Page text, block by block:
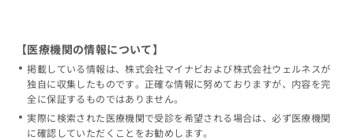
【医療機関の情報について】
掲載している情報は、株式会社マイナビおよび株式会社ウェルネスが
独自に収集したものです。正確な情報に努めておりますが、内容を完
全に保証するものではありません。
実際に検索された医療機関で受診を希望される場合は、必ず医療機関
に確認していただくことをお勧めします。